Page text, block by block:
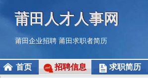
莆田人才人事网
莆田企业招聘 莆田求职者简历
首页 招聘信息 求职简历